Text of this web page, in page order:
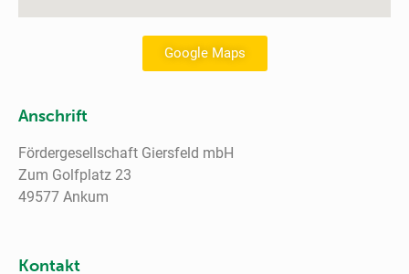
Google Maps
Anschrift
Fördergesellschaft Giersfeld mbH
Zum Golfplatz 23
49577 Ankum
Kontakt